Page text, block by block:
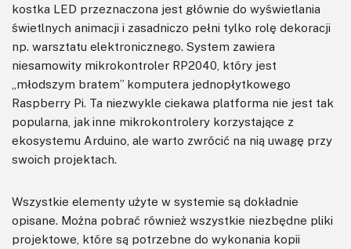
kostka LED przeznaczona jest głównie do wyświetlania
świetlnych animacji i zasadniczo pełni tylko rolę dekoracji
np. warsztatu elektronicznego. System zawiera
niesamowity mikrokontroler RP2040, który jest
„młodszym bratem” komputera jednopłytkowego
Raspberry Pi. Ta niezwykle ciekawa platforma nie jest tak
popularna, jak inne mikrokontrolery korzystające z
ekosystemu Arduino, ale warto zwrócić na nią uwagę przy
swoich projektach.
Wszystkie elementy użyte w systemie są dokładnie
opisane. Można pobrać również wszystkie niezbędne pliki
projektowe, które są potrzebne do wykonania kopii